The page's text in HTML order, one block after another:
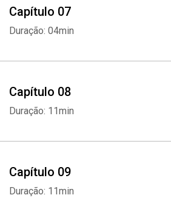
Capítulo 07
Duração: 04min
Capítulo 08
Duração: 11min
Capítulo 09
Duração: 11min